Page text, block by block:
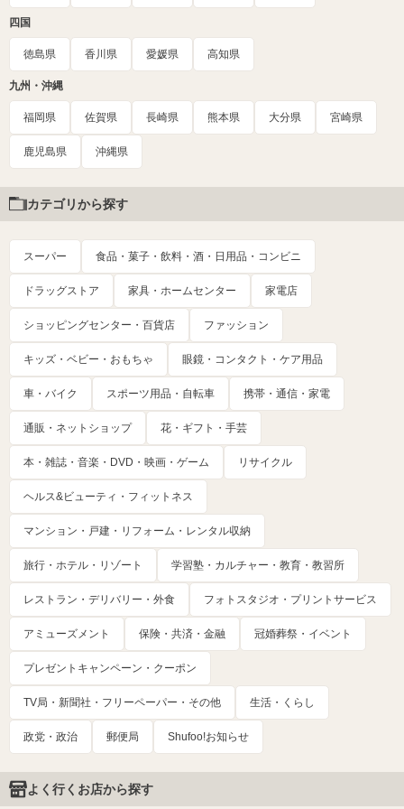
四国
徳島県 香川県 愛媛県 高知県
九州・沖縄
福岡県 佐賀県 長崎県 熊本県 大分県 宮崎県
鹿児島県 沖縄県
カテゴリから探す
スーパー 食品・菓子・飲料・酒・日用品・コンビニ
ドラッグストア 家具・ホームセンター 家電店
ショッピングセンター・百貨店 ファッション
キッズ・ベビー・おもちゃ 眼鏡・コンタクト・ケア用品
車・バイク スポーツ用品・自転車 携帯・通信・家電
通販・ネットショップ 花・ギフト・手芸
本・雑誌・音楽・DVD・映画・ゲーム リサイクル
ヘルス&ビューティ・フィットネス
マンション・戸建・リフォーム・レンタル収納
旅行・ホテル・リゾート 学習塾・カルチャー・教育・教習所
レストラン・デリバリー・外食 フォトスタジオ・プリントサービス
アミューズメント 保険・共済・金融 冠婚葬祭・イベント
プレゼントキャンペーン・クーポン
TV局・新聞社・フリーペーパー・その他 生活・くらし
政党・政治 郵便局 Shufoo!お知らせ
よく行くお店から探す